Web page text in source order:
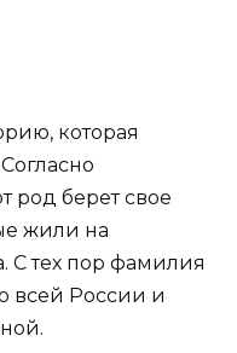
которая
род берет свое
жили на
С тех пор фамилия
всей России и